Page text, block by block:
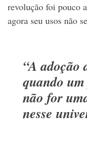
revolução foi pouco
agora seu usos não
“A adoção
quando
não for
nesse